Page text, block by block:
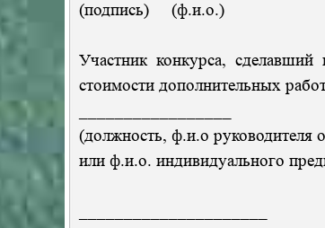
(подпись) (ф.и.о.)
Участник конкурса,
стоимости дополнительных
(должность, ф.и.о руководителя
или ф.и.о. индивидуального